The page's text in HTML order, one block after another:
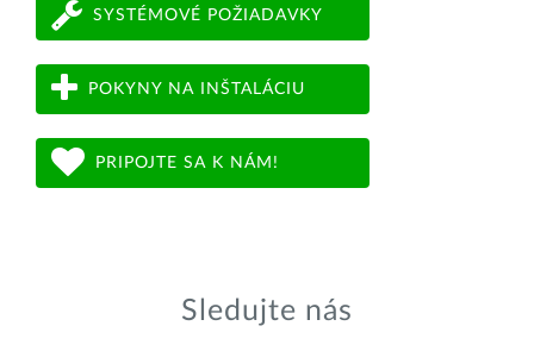
SYSTÉMOVÉ POŽIADAVKY
POKYNY NA INŠTALÁCIU
PRIPOJTE SA K NÁM!
Sledujte nás